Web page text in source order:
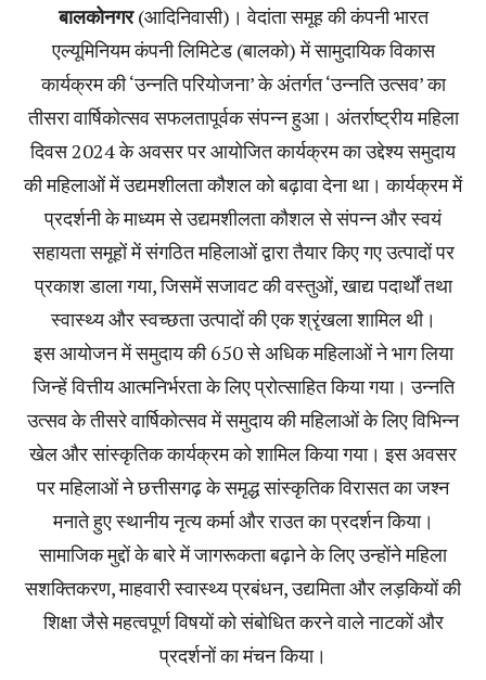
बालकोनगर(आदिनिवासी)। वेदांता समूह की कंपनी भारत
एल्यूमिनियम कंपनी लिमिटेड (बालको) में सामुदायिक विकास
कार्यक्रम की ‘उन्नति परियोजना’ के अंतर्गत ‘उन्नति उत्सव’ का
तीसरा वार्षिकोत्सव सफलतापूर्वक संपन्न हुआ। अंतर्राष्ट्रीय महिला
दिवस 2024 के अवसर पर आयोजित कार्यक्रम का उद्देश्य समुदाय
की महिलाओं में उद्यमशीलता कौशल को बढ़ावा देना था। कार्यक्रम में
प्रदर्शनी के माध्यम से उद्यमशीलता कौशल से संपन्न और स्वयं
सहायता समूहों में संगठित महिलाओं द्वारा तैयार किए गए उत्पादों पर
प्रकाश डाला गया, जिसमें सजावट की वस्तुओं, खाद्य पदार्थों तथा
स्वास्थ्य और स्वच्छता उत्पादों की एक श्रृंखला शामिल थी।
इस आयोजन में समुदाय की 650 से अधिक महिलाओं ने भाग लिया
जिन्हें वित्तीय आत्मनिर्भरता के लिए प्रोत्साहित किया गया। उन्नति
उत्सव के तीसरे वार्षिकोत्सव में समुदाय की महिलाओं के लिए विभिन्न
खेल और सांस्कृतिक कार्यक्रम को शामिल किया गया। इस अवसर
पर महिलाओं ने छत्तीसगढ़ के समृद्ध सांस्कृतिक विरासत का जश्न
मनाते हुए स्थानीय नृत्य कर्मा और राउत का प्रदर्शन किया।
सामाजिक मुद्दों के बारे में जागरूकता बढ़ाने के लिए उन्होंने महिला
सशक्तिकरण, माहवारी स्वास्थ्य प्रबंधन, उद्यमिता और लड़कियों की
शिक्षा जैसे महत्वपूर्ण विषयों को संबोधित करने वाले नाटकों और
प्रदर्शनों का मंचन किया।